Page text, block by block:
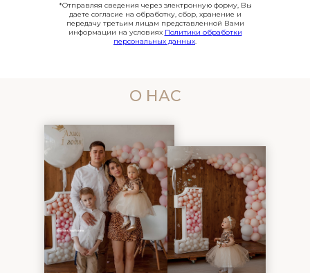
*Отправляя сведения через электронную форму, Вы
даете согласие на обработку, сбор, хранение и
передачу третьим лицам представленной Вами
информации на условиях Политики обработки
персональных данных.
О НАС